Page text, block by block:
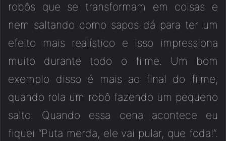
robôs que se transformam em coisas e
nem saltando como sapos dá para ter um
efeito mais realístico e isso impressiona
muito durante todo o filme. Um bom
exemplo disso é mais ao final do filme,
quando rola um robô fazendo um pequeno
salto. Quando essa cena acontece eu
fiquei “Puta merda, ele vai pular, que foda!”.